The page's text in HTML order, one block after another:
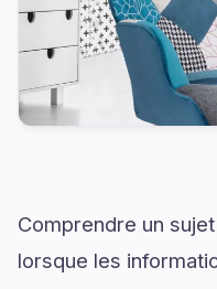
Comprendre un
lorsque les